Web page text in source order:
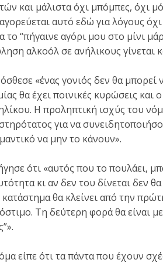
και μάλιστα όχι μπόμπες, όχι
αυτό εδώ για λόγους
το “πήγαινε αγόρι μου στο μίνι
αλκοόλ σε ανήλικους γίνεται
«ένας γονιός δεν θα μπορεί
θα έχει ποινικές κυρώσεις
Η προληπτική ισχύς του
για να
να μην το κάνουν».
ότι «αυτός που το πουλάει,
κι αν δεν του δίνεται δεν
θα κλείνει από την
Τη δεύτερη φορά θα είναι
είπε ότι τα πάντα που έχουν